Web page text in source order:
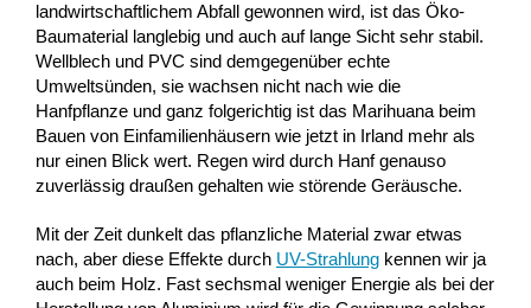
landwirtschaftlichem Abfall gewonnen wird, ist das Öko-
Baumaterial langlebig und auch auf lange Sicht sehr stabil.
Wellblech und PVC sind demgegenüber echte
Umweltsünden, sie wachsen nicht nach wie die
Hanfpflanze und ganz folgerichtig ist das Marihuana beim
Bauen von Einfamilienhäusern wie jetzt in Irland mehr als
nur einen Blick wert. Regen wird durch Hanf genauso
zuverlässig draußen gehalten wie störende Geräusche.
Mit der Zeit dunkelt das pflanzliche Material zwar etwas
nach, aber diese Effekte durch UV-Strahlungkennen wir ja
auch beim Holz. Fast sechsmal weniger Energie als bei der